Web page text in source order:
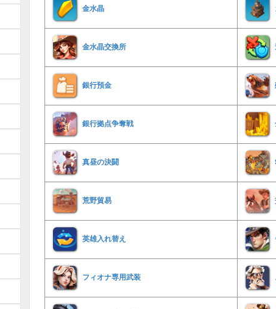
金水晶
金水晶交換所
銀行預金
銀行拠点争奪戦
真昼の決闘
荒野貿易
英雄入れ替え
フィオナ専用武装